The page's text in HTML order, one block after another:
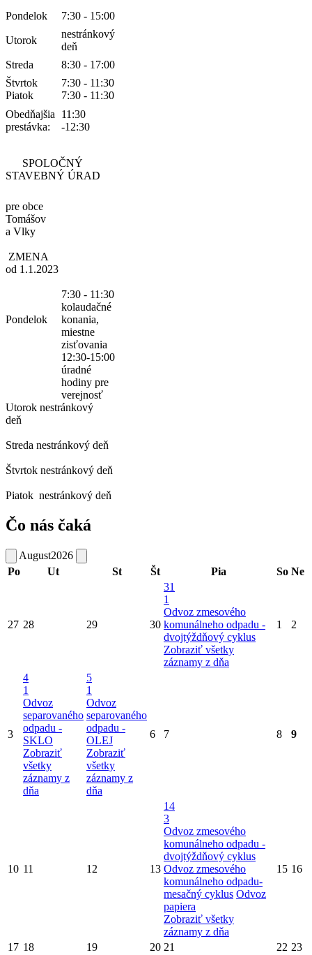
Pondelok 7:30 - 15:00
Utorok
nestránkový
deň
Streda
8:30 - 17:00
Štvrtok
7:30 - 11:30
Piatok
7:30 - 11:30
Obedňajšia
prestávka:
11:30
-12:30
SPOLOČNÝ
STAVEBNÝ ÚRAD
pre obce
Tomášov
a Vlky
ZMENA
od 1.1.2023
Pondelok
7:30 - 11:30
kolaudačné
konania,
miestne
zisťovania
12:30-15:00
úradné
hodiny pre
verejnosť
Utorok nestránkový
deň
Streda nestránkový deň
Štvrtok nestránkový deň
Piatok nestránkový deň
Čo nás čaká
August2026
Po
Ut St Št Pia So Ne
27 28 29 30
31
1
Odvoz zmesového
komunálneho odpadu -
dvojtýždňový cyklus
Zobraziť všetky
záznamy z dňa
1 2
3
4
1
Odvoz
separovaného
odpadu -
SKLO
Zobraziť
všetky
záznamy z
dňa
5
1
Odvoz
separovaného
odpadu -
OLEJ
Zobraziť
všetky
záznamy z
dňa
6 7 8 9
10 11 12 13
14
3
Odvoz zmesového
komunálneho odpadu -
dvojtýždňový cyklus
Odvoz zmesového
komunálneho odpadu-
mesačný cyklus Odvoz
papiera
Zobraziť všetky
záznamy z dňa
15 16
17 18 19 20 21 22 23